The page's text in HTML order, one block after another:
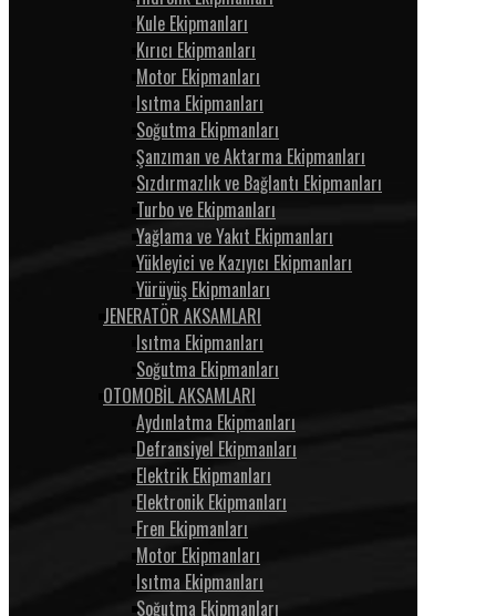
Kule Ekipmanları
Kırıcı Ekipmanları
Motor Ekipmanları
Isıtma Ekipmanları
Soğutma Ekipmanları
Şanzıman ve Aktarma Ekipmanları
Sızdırmazlık ve Bağlantı Ekipmanları
Turbo ve Ekipmanları
Yağlama ve Yakıt Ekipmanları
Yükleyici ve Kazıyıcı Ekipmanları
Yürüyüş Ekipmanları
JENERATÖR AKSAMLARI
Isıtma Ekipmanları
Soğutma Ekipmanları
OTOMOBİL AKSAMLARI
Aydınlatma Ekipmanları
Defransiyel Ekipmanları
Elektrik Ekipmanları
Elektronik Ekipmanları
Fren Ekipmanları
Motor Ekipmanları
Isıtma Ekipmanları
Soğutma Ekipmanları